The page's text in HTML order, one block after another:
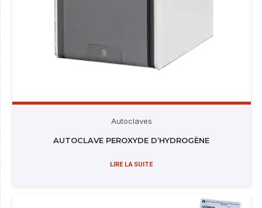
Autoclaves
AUTOCLAVE PEROXYDE D’HYDROGÈNE
LIRE LA SUITE